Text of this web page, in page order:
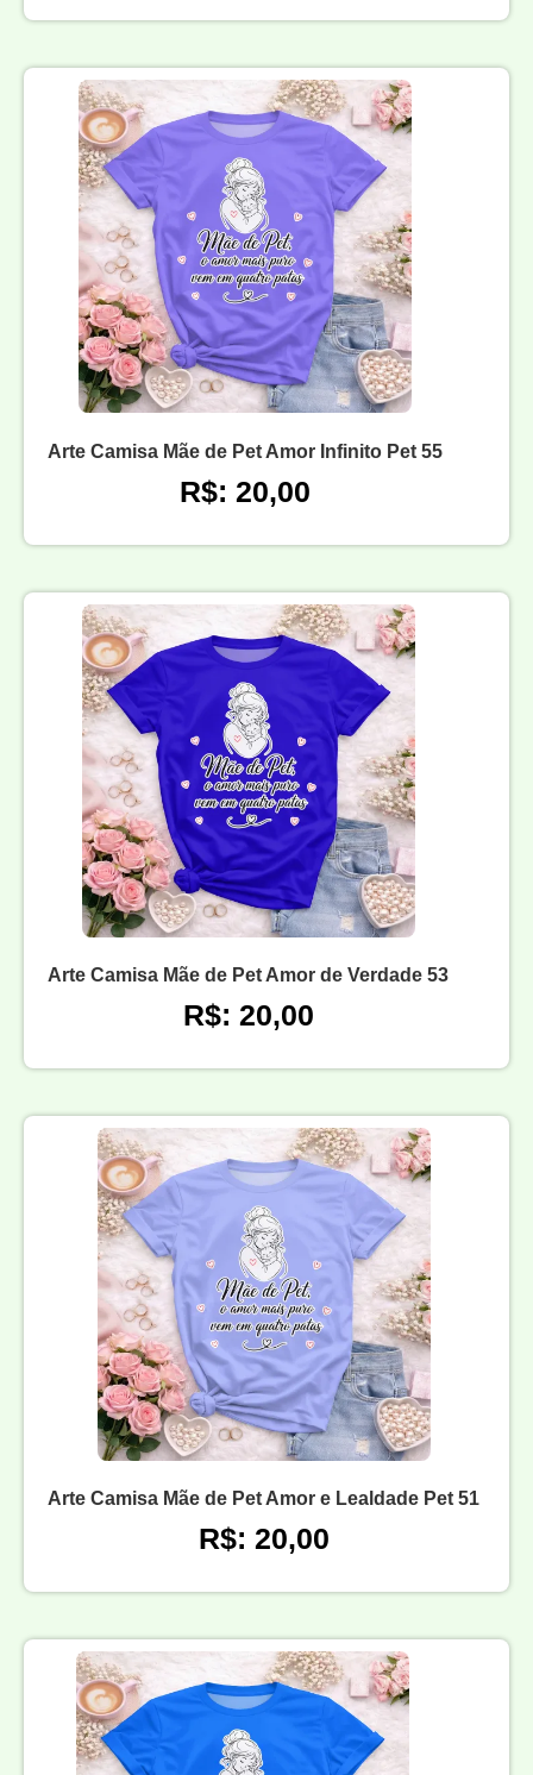
Arte Camisa Mãe de Pet Amor Infinito Pet 55
R$: 20,00
Arte Camisa Mãe de Pet Amor de Verdade 53
R$: 20,00
Arte Camisa Mãe de Pet Amor e Lealdade Pet 51
R$: 20,00